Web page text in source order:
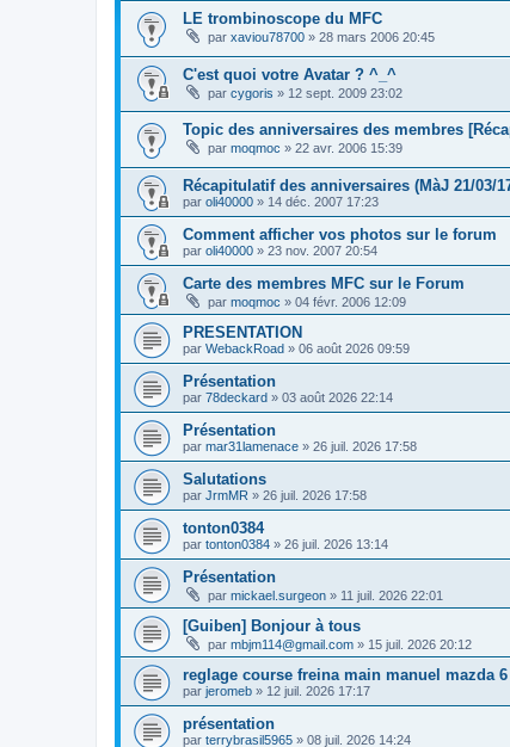
LE trombinoscope du MFC
par xaviou78700 » 28 mars 2006 20:45
C'est quoi votre Avatar ? ^_^
par cygoris » 12 sept. 2009 23:02
Topic des anniversaires des membres
par moqmoc » 22 avr. 2006 15:39
Récapitulatif des anniversaires (MàJ 21/03/
par oli40000 » 14 déc. 2007 17:23
Comment afficher vos photos sur le forum
par oli40000 » 23 nov. 2007 20:54
Carte des membres MFC sur le Forum
par moqmoc » 04 févr. 2006 12:09
PRESENTATION
par WebackRoad » 06 août 2026 09:59
Présentation
par 78deckard » 03 août 2026 22:14
Présentation
par mar31lamenace » 26 juil. 2026 17:58
Salutations
par JrmMR » 26 juil. 2026 17:58
tonton0384
par tonton0384 » 26 juil. 2026 13:14
Présentation
par mickael.surgeon » 11 juil. 2026 22:01
[Guiben] Bonjour à tous
par mbjm114@gmail.com » 15 juil. 2026 20:12
reglage course freina main manuel mazda 6
par jeromeb » 12 juil. 2026 17:17
présentation
par terrybrasil5965 » 08 juil. 2026 14:24